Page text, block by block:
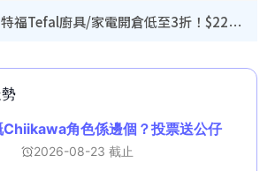
廚具開倉｜特福Tefal廚具/家電開倉低至3折！$220起買平底鍋/炒鑊/湯煲！電飯煲/吸塵機/燙斗$418起